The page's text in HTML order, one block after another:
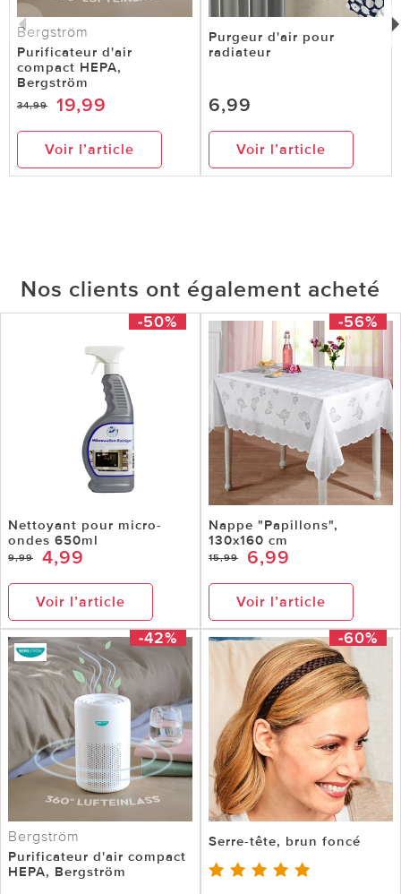
Bergström
Purificateur d'air
compact HEPA,
Bergström
34,99 19,99
Voir l’article
Purgeur d'air pour
radiateur
6,99
Voir l’article
Nos clients ont également acheté
-50%
Nettoyant pour micro-
ondes 650ml
9,99 4,99
Voir l’article
-56%
Nappe "Papillons",
130x160 cm
15,99 6,99
Voir l’article
-42%
Bergström
Purificateur d'air compact
HEPA, Bergström
-60%
Serre-tête, brun foncé